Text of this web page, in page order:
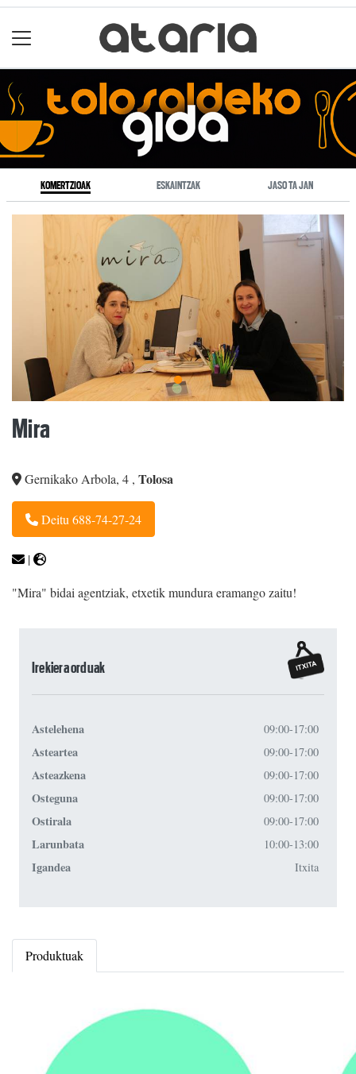
KOMERTZIOAK ESKAINTZAK JASO TA JAN
Mira
Gernikako Arbola, 4 , Tolosa
Deitu 688-74-27-24
|
"Mira" bidai agentziak, etxetik mundura eramango zaitu!
Irekiera orduak
Astelehena 09:00-17:00
Asteartea 09:00-17:00
Asteazkena 09:00-17:00
Osteguna 09:00-17:00
Ostirala 09:00-17:00
Larunbata 10:00-13:00
Igandea Itxita
Produktuak